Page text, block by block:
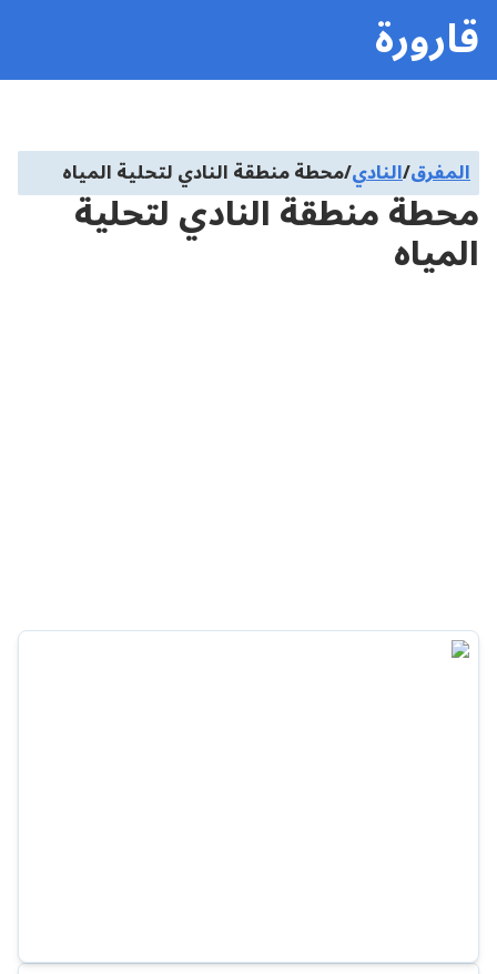
قارورة
المفرق/النادي/محطة منطقة النادي لتحلية المياه
محطة منطقة النادي لتحلية
المياه